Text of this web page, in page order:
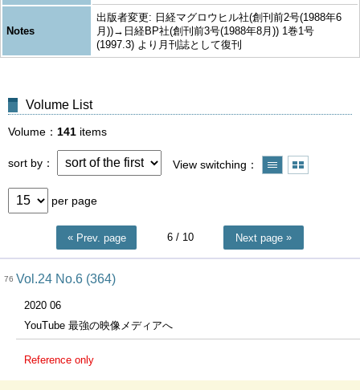
Notes
出版者変更: 日経マグロウヒル社(創刊前2号(1988年6
月))→日経BP社(創刊前3号(1988年8月)) 1巻1号
(1997.3) より月刊誌として復刊
Volume List
Volume 141 items
sort by View switching
per page
Prev. page 6/ 10 Next page
76 Vol.24 No.6 (364)
2020 06
YouTube 最強の映像メディアへ
Reference only